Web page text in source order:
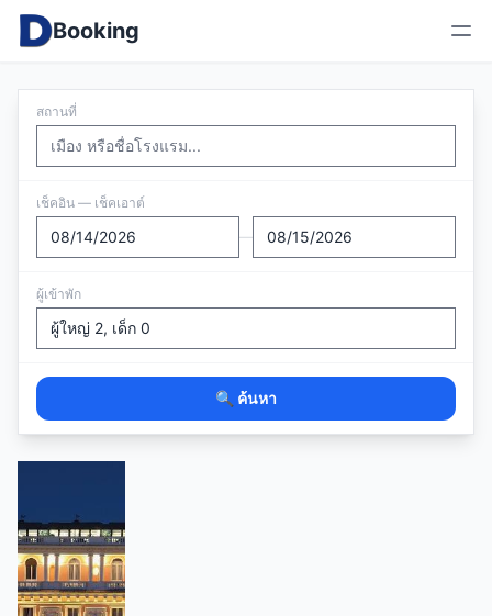
Booking
สถานที่
เช็คอิน — เช็คเอาต์
—
ผู้เข้าพัก
🔍 ค้นหา